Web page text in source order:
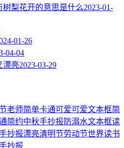
梨花开的意思是什么2023-01-
01-26
04-04
漂亮2023-03-29
老师简单卡通可爱可爱文本框简
简约中秋手抄报 防溺水文本框读
抄报漂亮清明节劳动节世界读书
抄报